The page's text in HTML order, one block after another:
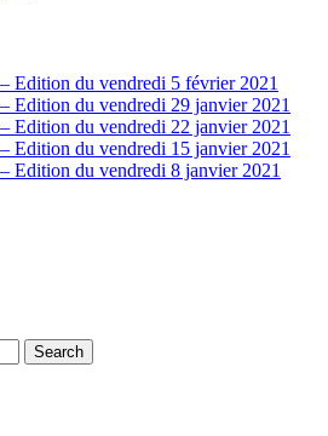
Edition du vendredi 5 février 2021
Edition du vendredi 29 janvier 2021
Edition du vendredi 22 janvier 2021
Edition du vendredi 15 janvier 2021
Edition du vendredi 8 janvier 2021